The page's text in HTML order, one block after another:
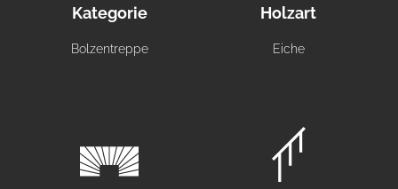
Kategorie
Bolzentreppe
Holzart
Eiche